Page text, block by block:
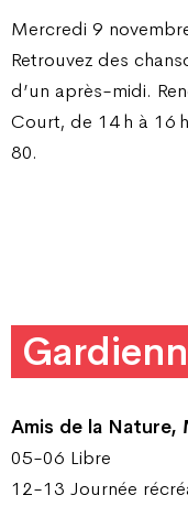
Mercredi 9
Retrouvez des
d’un après-midi.
Court, de 14 h à 16
80.
Amis de la Nature,
05-06 Libre
12-13 Journée